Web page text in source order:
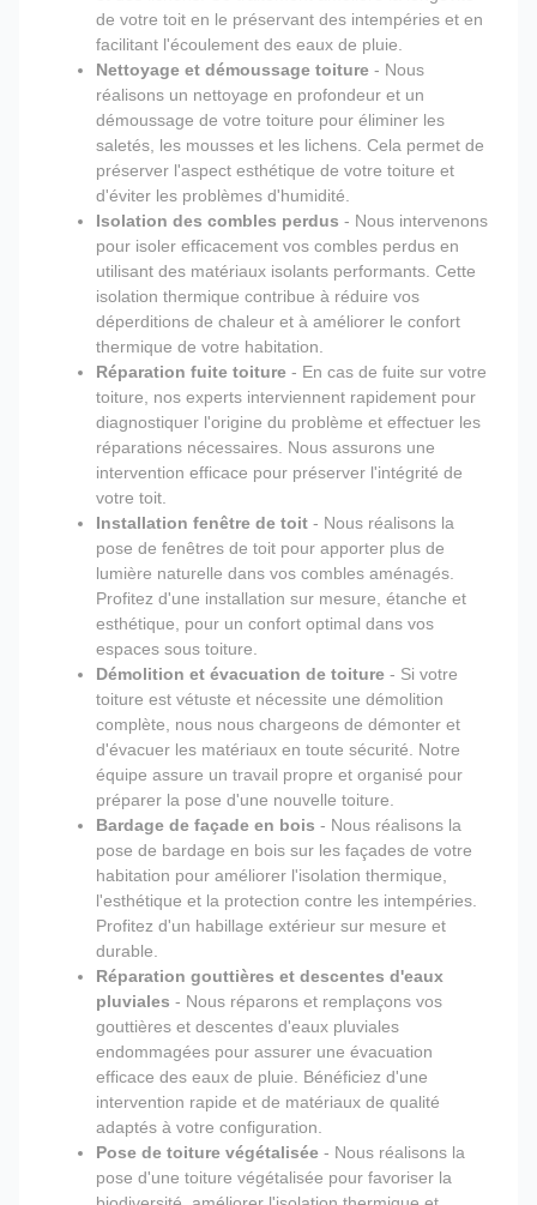
de votre toit en le préservant des intempéries et en
facilitant l'écoulement des eaux de pluie.
Nettoyage et démoussage toiture - Nous
réalisons un nettoyage en profondeur et un
démoussage de votre toiture pour éliminer les
saletés, les mousses et les lichens. Cela permet de
préserver l'aspect esthétique de votre toiture et
d'éviter les problèmes d'humidité.
Isolation des combles perdus - Nous intervenons
pour isoler efficacement vos combles perdus en
utilisant des matériaux isolants performants. Cette
isolation thermique contribue à réduire vos
déperditions de chaleur et à améliorer le confort
thermique de votre habitation.
Réparation fuite toiture - En cas de fuite sur votre
toiture, nos experts interviennent rapidement pour
diagnostiquer l'origine du problème et effectuer les
réparations nécessaires. Nous assurons une
intervention efficace pour préserver l'intégrité de
votre toit.
Installation fenêtre de toit - Nous réalisons la
pose de fenêtres de toit pour apporter plus de
lumière naturelle dans vos combles aménagés.
Profitez d'une installation sur mesure, étanche et
esthétique, pour un confort optimal dans vos
espaces sous toiture.
Démolition et évacuation de toiture - Si votre
toiture est vétuste et nécessite une démolition
complète, nous nous chargeons de démonter et
d'évacuer les matériaux en toute sécurité. Notre
équipe assure un travail propre et organisé pour
préparer la pose d'une nouvelle toiture.
Bardage de façade en bois - Nous réalisons la
pose de bardage en bois sur les façades de votre
habitation pour améliorer l'isolation thermique,
l'esthétique et la protection contre les intempéries.
Profitez d'un habillage extérieur sur mesure et
durable.
Réparation gouttières et descentes d'eaux
pluviales - Nous réparons et remplaçons vos
gouttières et descentes d'eaux pluviales
endommagées pour assurer une évacuation
efficace des eaux de pluie. Bénéficiez d'une
intervention rapide et de matériaux de qualité
adaptés à votre configuration.
Pose de toiture végétalisée - Nous réalisons la
pose d'une toiture végétalisée pour favoriser la